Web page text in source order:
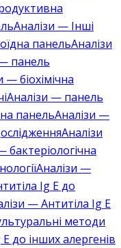
Аналізи — Інші
панельАналізи
панель
— біохімічна
Аналізи — панель
панельАналізи —
Аналізи
бактеріологічна
Аналізи —
Ig E до
— Антитіла Ig E
методи
до інших алергенів